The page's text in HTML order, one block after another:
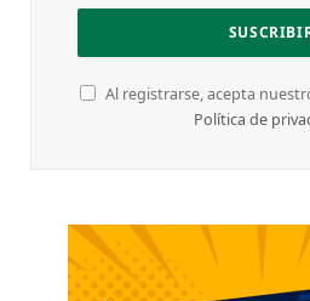
Al registrarse, acepta
Política de